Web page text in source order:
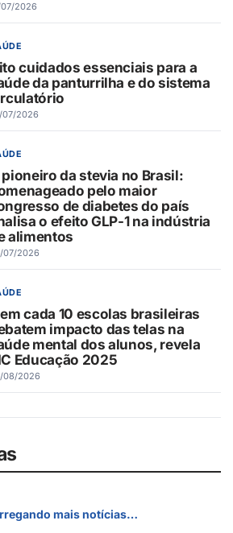
07/2026
cuidados essenciais para a
da panturrilha e do sistema
07/2026
pioneiro da stevia no Brasil:
pelo maior
de diabetes do país
o efeito GLP-1 na indústria
alimentos
07/2026
cada 10 escolas brasileiras
impacto das telas na
mental dos alunos, revela
Educação 2025
08/2026
mais notícias…